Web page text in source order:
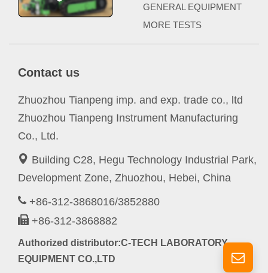
GENERAL EQUIPMENT
MORE TESTS
Contact us
Zhuozhou Tianpeng imp. and exp. trade co., ltd
Zhuozhou Tianpeng Instrument Manufacturing
Co., Ltd.
Building C28, Hegu Technology Industrial Park,
Development Zone, Zhuozhou, Hebei, China
+86-312-3868016/3852880
+86-312-3868882
Authorized distributor:C-TECH LABORATORY
EQUIPMENT CO.,LTD